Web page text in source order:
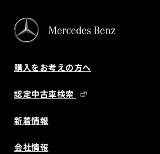
購入をお考えの方へ
認定中古車検索
新着情報
会社情報